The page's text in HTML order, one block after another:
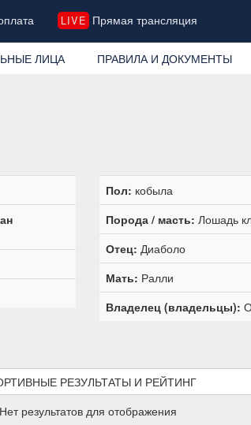
LIVE Прямая трансляция
ЛИЦА ПРАВИЛА И ДОКУМЕНТЫ
Пол: кобыла
Порода / масть: Лошадь
Отец: Диаболо
Мать: Ралли
Владелец (владельцы):
РЕЗУЛЬТАТЫ И РЕЙТИНГ
Нет результатов для отображения